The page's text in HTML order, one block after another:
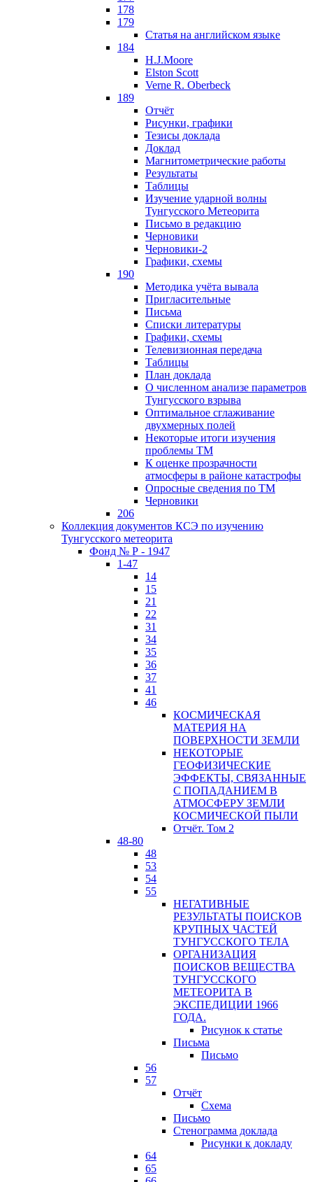
178
179
Статья на английском языке
184
H.J.Moore
Elston Scott
Verne R. Oberbeck
189
Отчёт
Рисунки, графики
Тезисы доклада
Доклад
Магнитометрические работы
Результаты
Таблицы
Изучение ударной волны
Тунгусского Метеорита
Письмо в редакцию
Черновики
Черновики-2
Графики, схемы
190
Методика учёта вывала
Пригласительные
Письма
Списки литературы
Графики, схемы
Телевизионная передача
Таблицы
План доклада
О численном анализе параметров
Тунгусского взрыва
Оптимальное сглаживание
двухмерных полей
Некоторые итоги изучения
проблемы ТМ
К оценке прозрачности
атмосферы в районе катастрофы
Опросные сведения по ТМ
Черновики
206
Коллекция документов КСЭ по изучению
Тунгусского метеорита
Фонд № Р - 1947
1-47
14
15
21
22
31
34
35
36
37
41
46
КОСМИЧЕСКАЯ
МАТЕРИЯ НА
ПОВЕРХНОСТИ ЗЕМЛИ
НЕКОТОРЫЕ
ГЕОФИЗИЧЕСКИЕ
ЭФФЕКТЫ, СВЯЗАННЫЕ
С ПОПАДАНИЕМ В
АТМОСФЕРУ ЗЕМЛИ
КОСМИЧЕСКОЙ ПЫЛИ
Отчёт. Том 2
48-80
48
53
54
55
НЕГАТИВНЫЕ
РЕЗУЛЬТАТЫ ПОИСКОВ
КРУПНЫХ ЧАСТЕЙ
ТУНГУССКОГО ТЕЛА
ОРГАНИЗАЦИЯ
ПОИСКОВ ВЕЩЕСТВА
ТУНГУССКОГО
МЕТЕОРИТА В
ЭКСПЕДИЦИИ 1966
ГОДА.
Рисунок к статье
Письма
Письмо
56
57
Отчёт
Схема
Письмо
Стенограмма доклада
Рисунки к докладу
64
65